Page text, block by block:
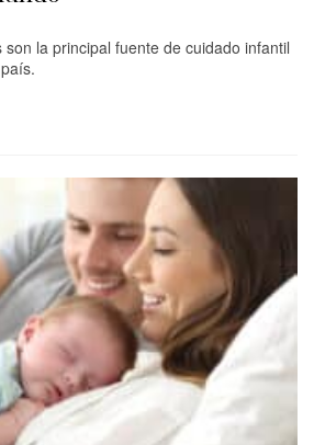
la principal fuente de cuidado infantil